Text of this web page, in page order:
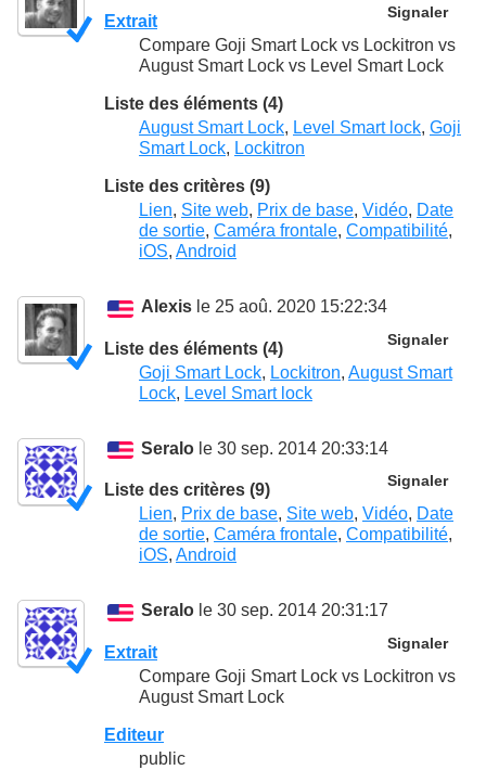
Signaler
Extrait
Compare Goji Smart Lock vs Lockitron vs
August Smart Lock vs Level Smart Lock
Liste des éléments (4)
August Smart Lock, Level Smart lock, Goji
Smart Lock, Lockitron
Liste des critères (9)
Lien, Site web, Prix de base, Vidéo, Date
de sortie, Caméra frontale, Compatibilité,
iOS, Android
Alexis le 25 aoû. 2020 15:22:34
Signaler
Liste des éléments (4)
Goji Smart Lock, Lockitron, August Smart
Lock, Level Smart lock
Seralo le 30 sep. 2014 20:33:14
Signaler
Liste des critères (9)
Lien, Prix de base, Site web, Vidéo, Date
de sortie, Caméra frontale, Compatibilité,
iOS, Android
Seralo le 30 sep. 2014 20:31:17
Signaler
Extrait
Compare Goji Smart Lock vs Lockitron vs
August Smart Lock
Editeur
public